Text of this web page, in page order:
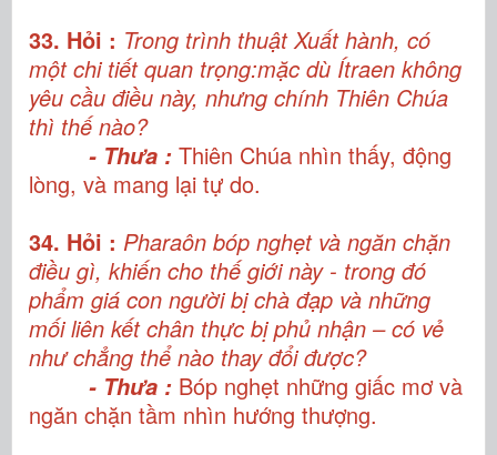
33. Hỏi : Trong trình thuật Xuất hành, có
một chi tiết quan trọng:mặc dù Ítraen không
yêu cầu điều này, nhưng chính Thiên Chúa
thì thế nào?
- Thưa : Thiên Chúa nhìn thấy, động
lòng, và mang lại tự do.
34. Hỏi : Pharaôn bóp nghẹt và ngăn chặn
điều gì, khiến cho thế giới này - trong đó
phẩm giá con người bị chà đạp và những
mối liên kết chân thực bị phủ nhận – có vẻ
như chẳng thể nào thay đổi được?
- Thưa : Bóp nghẹt những giấc mơ và
ngăn chặn tầm nhìn hướng thượng.